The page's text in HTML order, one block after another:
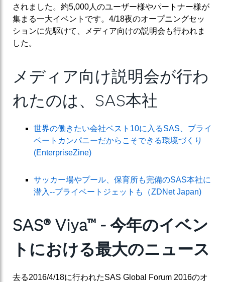
されました。約5,000人のユーザー様やパートナー様が
集まる一大イベントです。4/18夜のオープニングセッ
ションに先駆けて、メディア向けの説明会も行われま
した。
メディア向け説明会が行わ
れたのは、SAS本社
世界の働きたい会社ベスト10に入るSAS、プライ
ベートカンパニーだからこそできる環境づくり
(EnterpriseZine)
サッカー場やプール、保育所も完備のSAS本社に
潜入--プライベートジェットも（ZDNet Japan)
SAS® Viya™ - 今年のイベン
トにおける最大のニュース
去る2016/4/18に行われたSAS Global Forum 2016のオ